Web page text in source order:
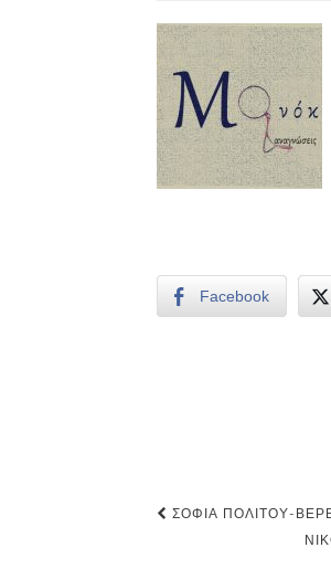
Facebook
Post
navigation
ΣΟΦΊΑ ΠΟΛΊΤΟΥ-